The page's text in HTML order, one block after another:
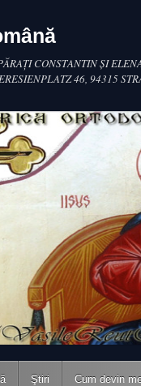
CONSTANTIN ŞI
46, 94315
Ştiri Cum devin